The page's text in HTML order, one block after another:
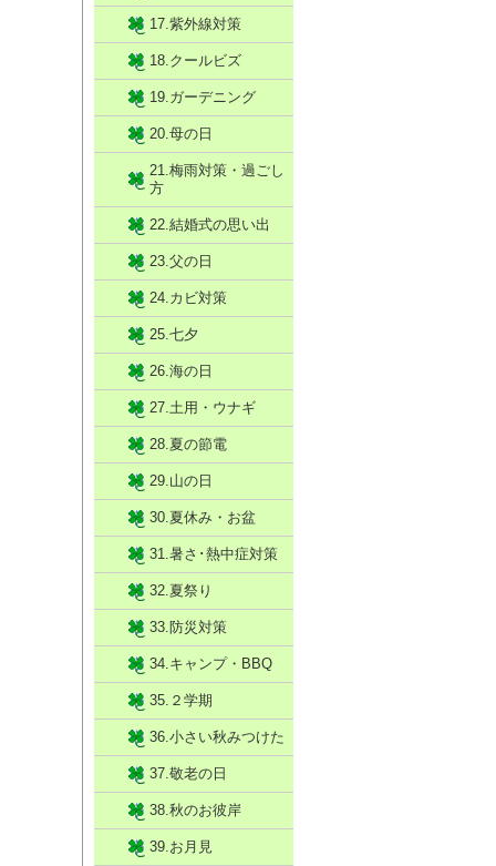
17.紫外線対策
18.クールビズ
19.ガーデニング
20.母の日
21.梅雨対策・過ごし
方
22.結婚式の思い出
23.父の日
24.カビ対策
25.七夕
26.海の日
27.土用・ウナギ
28.夏の節電
29.山の日
30.夏休み・お盆
31.暑さ･熱中症対策
32.夏祭り
33.防災対策
34.キャンプ・BBQ
35.２学期
36.小さい秋みつけた
37.敬老の日
38.秋のお彼岸
39.お月見